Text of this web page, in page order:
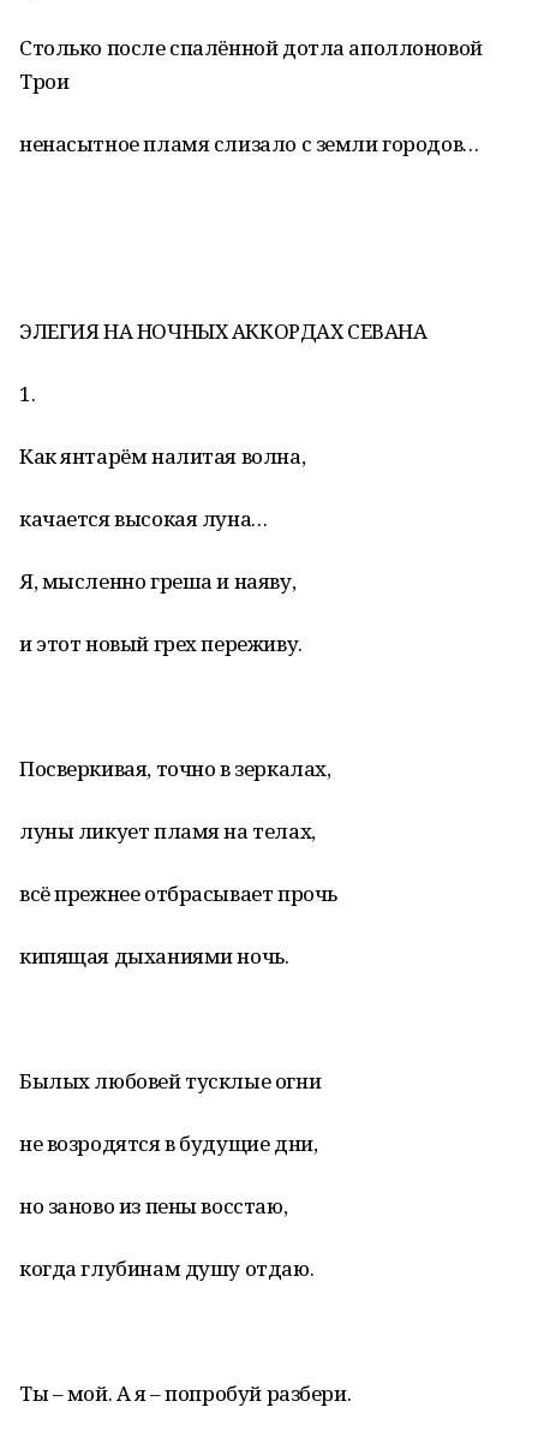
Столько после спалённой дотла аполлоновой
Трои
ненасытное пламя слизало с земли городов…
ЭЛЕГИЯ НА НОЧНЫХ АККОРДАХ СЕВАНА
1.
Как янтарём налитая волна,
качается высокая луна…
Я, мысленно греша и наяву,
и этот новый грех переживу.
Посверкивая, точно в зеркалах,
луны ликует пламя на телах,
всё прежнее отбрасывает прочь
кипящая дыханиями ночь.
Былых любовей тусклые огни
не возродятся в будущие дни,
но заново из пены восстаю,
когда глубинам душу отдаю.
Ты – мой. А я – попробуй разбери.